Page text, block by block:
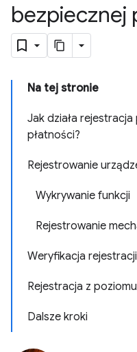
bezpiecznej
Na tej stronie
Jak działa
płatności?
Rejestrowanie
Wykrywanie funkcji
Rejestrowanie
Weryfikacja rejestracji
Rejestracja z
Dalsze kroki